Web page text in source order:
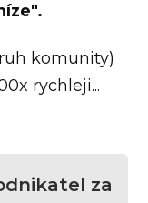
komunity)
rychleji...
za